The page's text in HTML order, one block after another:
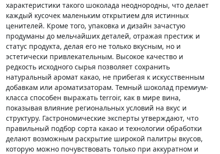
характеристики такого шоколада неоднородны, что делает
каждый кусочек маленьким открытием для истинных
ценителей. Кроме того, упаковка и дизайн зачастую
продуманы до мельчайших деталей, отражая престиж и
статус продукта, делая его не только вкусным, но и
эстетически привлекательным. Высокое качество и
редкость исходного сырья позволяет сохранить
натуральный аромат какао, не прибегая к искусственным
добавкам или ароматизаторам. Темный шоколад премиум-
класса способен выражать terroir, как в мире вина,
показывая влияние региональных условий на вкус и
структуру. Гастрономические эксперты утверждают, что
правильный подбор сорта какао и технологии обработки
делают возможным раскрытие широкой палитры вкусов,
которую можно почувствовать только при аккуратном и